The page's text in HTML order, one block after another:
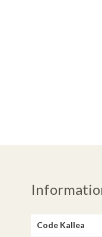
Code Kallea